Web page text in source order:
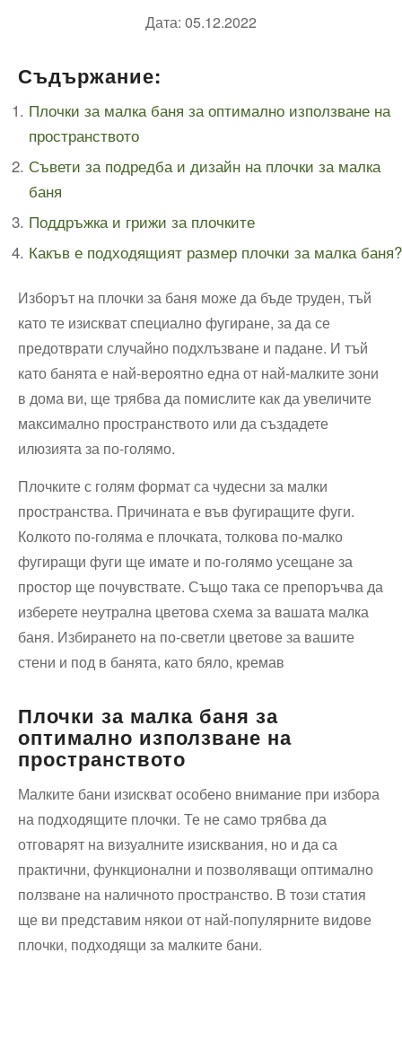
Дата: 05.12.2022
Съдържание:
Плочки за малка баня за оптимално използване ​на
пространството
Съвети за подредба и дизайн на плочки за малка
баня
Поддръжка и грижи за плочките
Какъв е подходящият размер плочки за малка баня?
Изборът на плочки за баня може да бъде труден, тъй
като те изискват специално фугиране, ‌за ​да се‍
предотврати случайно подхлъзване⁣ и падане.⁣ И тъй​
като банята ⁢е най-вероятно една от най-малките ‌зони
в дома ви,⁢ ще трябва да помислите как⁢ да увеличите
максимално пространството или да създадете
илюзията за по-голямо.
Плочките с голям формат са чудесни за малки
пространства. Причината е във ⁤фугиращите фуги.
Колкото по-голяма ‌е ⁤плочката, толкова по-малко
фугиращи фуги ще имате и по-голямо усещане за
простор ще почувствате. Също така се препоръчва да
изберете неутрална‌ цветова схема за вашата малка
баня. Избирането на по-светли цветове за вашите
стени и под в ‌банята, като бяло, кремав
Плочки за малка баня за
оптимално използване ​на
пространството
Малките бани изискват особено внимание при избора
на подходящите​ плочки. Те не само‌ трябва да
отговарят на визуалните изисквания, ‍но и да са
практични, ⁤функционални и позволяващи оптимално
ползване на наличното пространство. В този статия
ще ви представим някои от най-популярните видове
плочки, подходящи за ‌малките ⁣бани.